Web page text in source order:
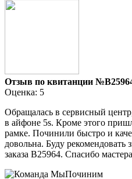
Отзыв по квитанции
Оценка: 5
Обращалась в сервисный
в айфоне 5s. Кроме этого
рамке. Починили быстро и
довольна. Буду
заказа В25964. Спасибо